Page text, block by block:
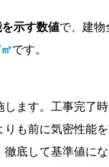
示す数値で、建物
です。
ます。工事完了
も前に気密性能
底して基準値に